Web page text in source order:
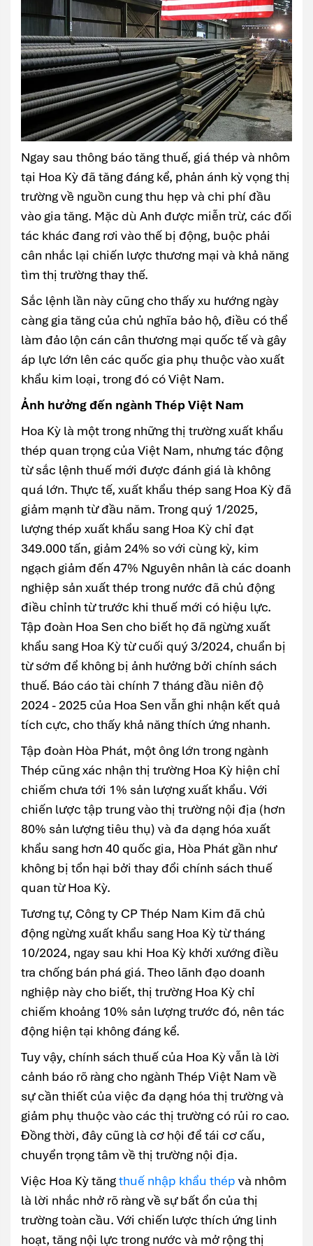
Ngay sau thông báo tăng thuế, giá thép và nhôm
tại Hoa Kỳ đã tăng đáng kể, phản ánh kỳ vọng thị
trường về nguồn cung thu hẹp và chi phí đầu
vào gia tăng. Mặc dù Anh được miễn trừ, các đối
tác khác đang rơi vào thế bị động, buộc phải
cân nhắc lại chiến lược thương mại và khả năng
tìm thị trường thay thế.
Sắc lệnh lần này cũng cho thấy xu hướng ngày
càng gia tăng của chủ nghĩa bảo hộ, điều có thể
làm đảo lộn cán cân thương mại quốc tế và gây
áp lực lớn lên các quốc gia phụ thuộc vào xuất
khẩu kim loại, trong đó có Việt Nam.
Ảnh hưởng đến ngành Thép Việt Nam
Hoa Kỳ là một trong những thị trường xuất khẩu
thép quan trọng của Việt Nam, nhưng tác động
từ sắc lệnh thuế mới được đánh giá là không
quá lớn. Thực tế, xuất khẩu thép sang Hoa Kỳ đã
giảm mạnh từ đầu năm. Trong quý 1/2025,
lượng thép xuất khẩu sang Hoa Kỳ chỉ đạt
349.000 tấn, giảm 24% so với cùng kỳ, kim
ngạch giảm đến 47% Nguyên nhân là các doanh
nghiệp sản xuất thép trong nước đã chủ động
điều chỉnh từ trước khi thuế mới có hiệu lực.
Tập đoàn Hoa Sen cho biết họ đã ngừng xuất
khẩu sang Hoa Kỳ từ cuối quý 3/2024, chuẩn bị
từ sớm để không bị ảnh hưởng bởi chính sách
thuế. Báo cáo tài chính 7 tháng đầu niên độ
2024 - 2025 của Hoa Sen vẫn ghi nhận kết quả
tích cực, cho thấy khả năng thích ứng nhanh.
Tập đoàn Hòa Phát, một ông lớn trong ngành
Thép cũng xác nhận thị trường Hoa Kỳ hiện chỉ
chiếm chưa tới 1% sản lượng xuất khẩu. Với
chiến lược tập trung vào thị trường nội địa (hơn
80% sản lượng tiêu thụ) và đa dạng hóa xuất
khẩu sang hơn 40 quốc gia, Hòa Phát gần như
không bị tổn hại bởi thay đổi chính sách thuế
quan từ Hoa Kỳ.
Tương tự, Công ty CP Thép Nam Kim đã chủ
động ngừng xuất khẩu sang Hoa Kỳ từ tháng
10/2024, ngay sau khi Hoa Kỳ khởi xướng điều
tra chống bán phá giá. Theo lãnh đạo doanh
nghiệp này cho biết, thị trường Hoa Kỳ chỉ
chiếm khoảng 10% sản lượng trước đó, nên tác
động hiện tại không đáng kể.
Tuy vậy, chính sách thuế của Hoa Kỳ vẫn là lời
cảnh báo rõ ràng cho ngành Thép Việt Nam về
sự cần thiết của việc đa dạng hóa thị trường và
giảm phụ thuộc vào các thị trường có rủi ro cao.
Đồng thời, đây cũng là cơ hội để tái cơ cấu,
chuyển trọng tâm về thị trường nội địa.
Việc Hoa Kỳ tăngthuế nhập khẩu thép và nhôm
là lời nhắc nhở rõ ràng về sự bất ổn của thị
trường toàn cầu. Với chiến lược thích ứng linh
hoạt, tăng nội lực trong nước và mở rộng thị